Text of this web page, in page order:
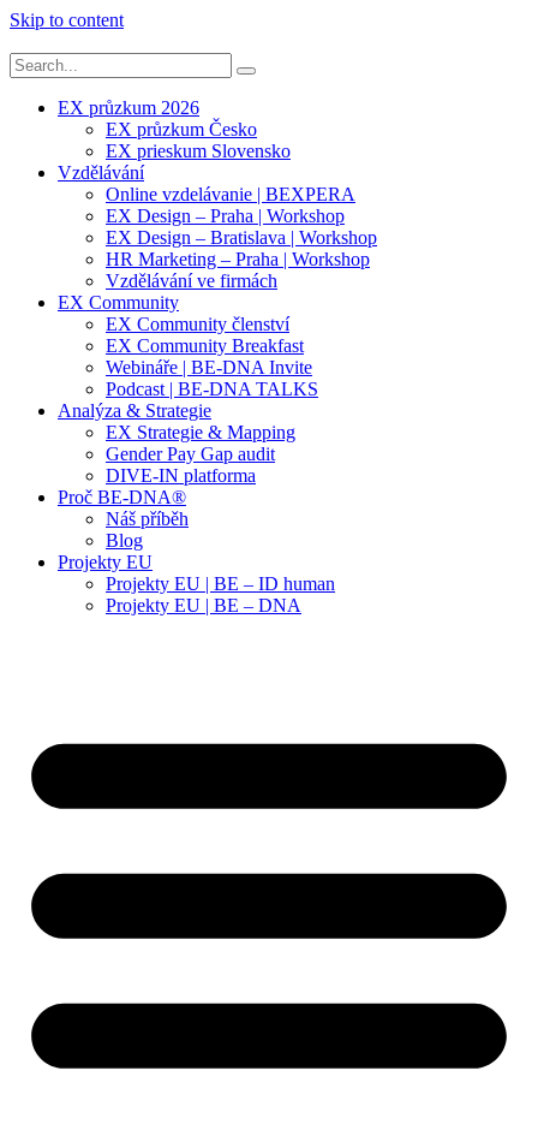
Skip to content
EX průzkum 2026
EX průzkum Česko
EX prieskum Slovensko
Vzdělávání
Online vzdelávanie | BEXPERA
EX Design – Praha | Workshop
EX Design – Bratislava | Workshop
HR Marketing – Praha | Workshop
Vzdělávání ve firmách
EX Community
EX Community členství
EX Community Breakfast
Webináře | BE-DNA Invite
Podcast | BE-DNA TALKS
Analýza & Strategie
EX Strategie & Mapping
Gender Pay Gap audit
DIVE-IN platforma
Proč BE-DNA®
Náš příběh
Blog
Projekty EU
Projekty EU | BE – ID human
Projekty EU | BE – DNA